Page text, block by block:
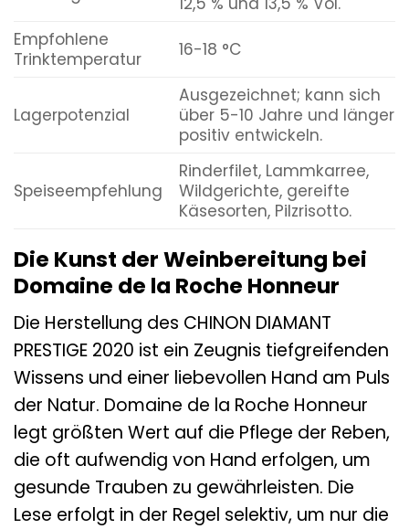
Empfohlene
Trinktemperatur
16-18 °C
Lagerpotenzial
Ausgezeichnet; kann sich
über 5-10 Jahre und länger
positiv entwickeln.
Speiseempfehlung
Rinderfilet, Lammkarree,
Wildgerichte, gereifte
Käsesorten, Pilzrisotto.
Die Kunst der Weinbereitung bei
Domaine de la Roche Honneur
Die Herstellung des CHINON DIAMANT
PRESTIGE 2020 ist ein Zeugnis tiefgreifenden
Wissens und einer liebevollen Hand am Puls
der Natur. Domaine de la Roche Honneur
legt größten Wert auf die Pflege der Reben,
die oft aufwendig von Hand erfolgen, um
gesunde Trauben zu gewährleisten. Die
Lese erfolgt in der Regel selektiv, um nur die